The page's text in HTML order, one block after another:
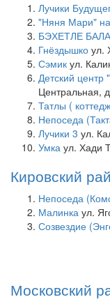
Лучики
"Няня Мари"
БЭХЕТЛЕ
Гнёздышко ул.
Сэмик ул.
Детский центр
Центральная,
Татлы (
Непоседа
Лучики 3 ул.
Умка ул. Хади
Кировский
Непоседа
Малинка ул.
Созвездие
Московский